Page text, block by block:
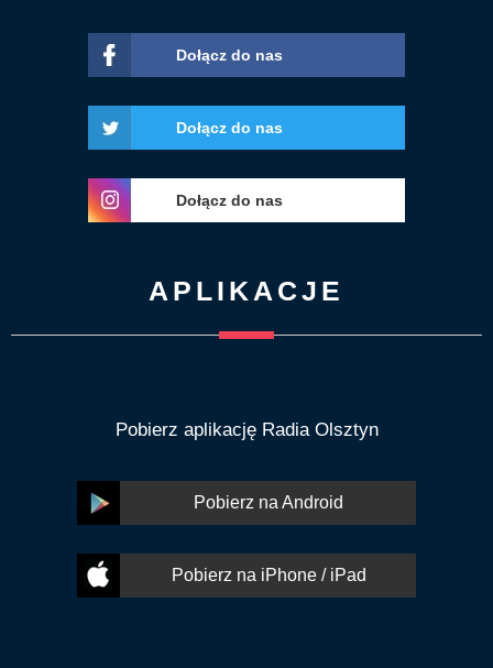
Dołącz do nas
Dołącz do nas
Dołącz do nas
APLIKACJE
Pobierz aplikację Radia Olsztyn
Pobierz na Android
Pobierz na iPhone / iPad